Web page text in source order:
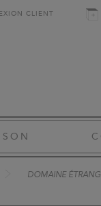
CLIENT
DOMAINE